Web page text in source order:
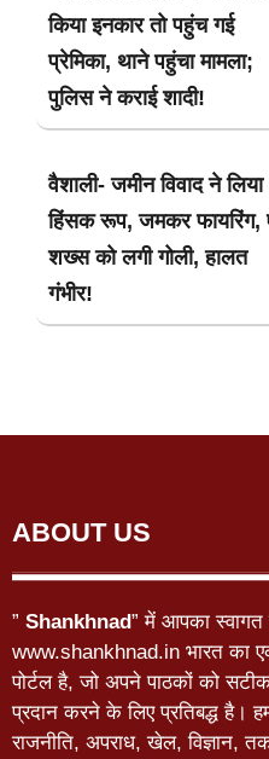
किया इनकार तो पहुंच गई
प्रेमिका, थाने पहुंचा मामला;
पुलिस ने कराई शादी!
वैशाली- जमीन विवाद ने लिया
हिंसक रूप, जमकर फायरिंग,
शख्स को लगी गोली, हालत
गंभीर!
ABOUT US
” Shankhnad” में आपका स्वागत
www.shankhnad.in भारत का
पोर्टल है, जो अपने पाठकों को
प्रदान करने के लिए प्रतिबद्ध है।
राजनीति, अपराध, खेल, विज्ञान,